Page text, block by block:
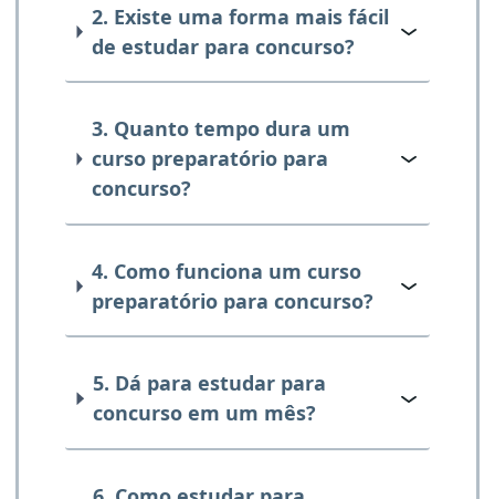
2. Existe uma forma mais fácil
de estudar para concurso?
3. Quanto tempo dura um
curso preparatório para
concurso?
4. Como funciona um curso
preparatório para concurso?
5. Dá para estudar para
concurso em um mês?